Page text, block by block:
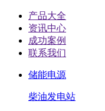
产品大全
资讯中心
成功案例
联系我们
储能电源
柴油发电站